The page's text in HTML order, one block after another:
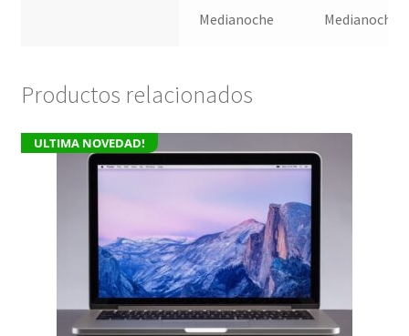
Medianoche Medianoche
Productos relacionados
ULTIMA NOVEDAD!